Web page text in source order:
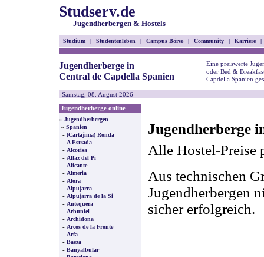
Studserv.de
Jugendherbergen & Hostels
Studium | Studentenleben | Campus Börse | Community | Karriere |
Jugendherberge in
Central de Capdella Spanien
Eine preiswerte
oder Bed &
Capdella Spanien
Samstag, 08. August 2026
Jugendherberge online
» Jugendherbergen
» Spanien
- (Cartajima) Ronda
- A Estrada
- Alcorisa
- Alfaz del Pi
- Alicante
- Almeria
- Alora
- Alpujarra
- Alpujarra de la Si
- Antequera
- Arbuniel
- Archidona
- Arcos de la Fronte
- Arfa
- Baeza
- Banyalbufar
Jugendherberge
Alle Hostel-Preise
Aus technischen
Jugendherbergen
sicher erfolgreich.